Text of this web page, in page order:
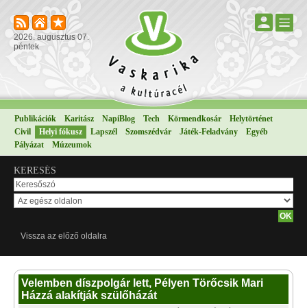
2026. augusztus 07.
péntek
Publikációk Karitász NapiBlog Tech Körmendkosár
Helytörténet
Civil
Helyi fókusz Lapszél Szomszédvár Játék-Feladvány
Egyéb
Pályázat
Múzeumok
KERESÉS
Vissza az előző oldalra
Velemben díszpolgár lett, Pélyen Törőcsik Mari
Házzá alakítják szülőházát